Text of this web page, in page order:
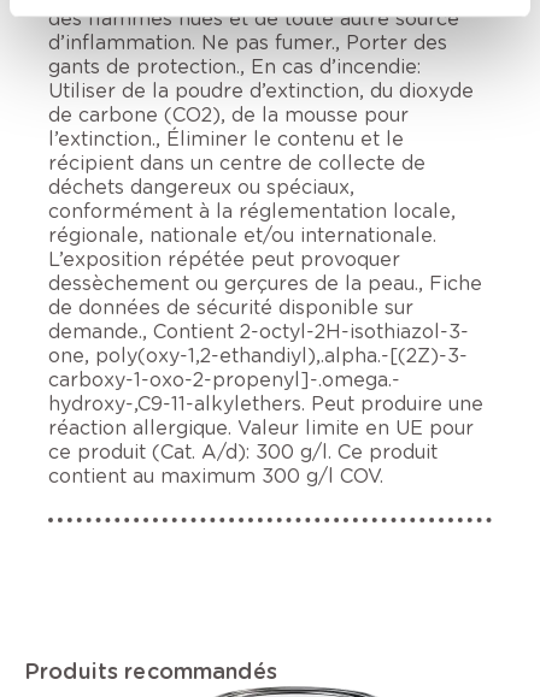
des flammes nues et de toute autre source
d’inflammation. Ne pas fumer., Porter des
gants de protection., En cas d’incendie:
Utiliser de la poudre d’extinction, du dioxyde
de carbone (CO2), de la mousse pour
l’extinction., Éliminer le contenu et le
récipient dans un centre de collecte de
déchets dangereux ou spéciaux,
conformément à la réglementation locale,
régionale, nationale et/ou internationale.
L’exposition répétée peut provoquer
dessèchement ou gerçures de la peau., Fiche
de données de sécurité disponible sur
demande., Contient 2-octyl-2H-isothiazol-3-
one, poly(oxy-1,2-ethandiyl),.alpha.-[(2Z)-3-
carboxy-1-oxo-2-propenyl]-.omega.-
hydroxy-,C9-11-alkylethers. Peut produire une
réaction allergique. Valeur limite en UE pour
ce produit (Cat. A/d): 300 g/l. Ce produit
contient au maximum 300 g/l COV.
Produits recommandés